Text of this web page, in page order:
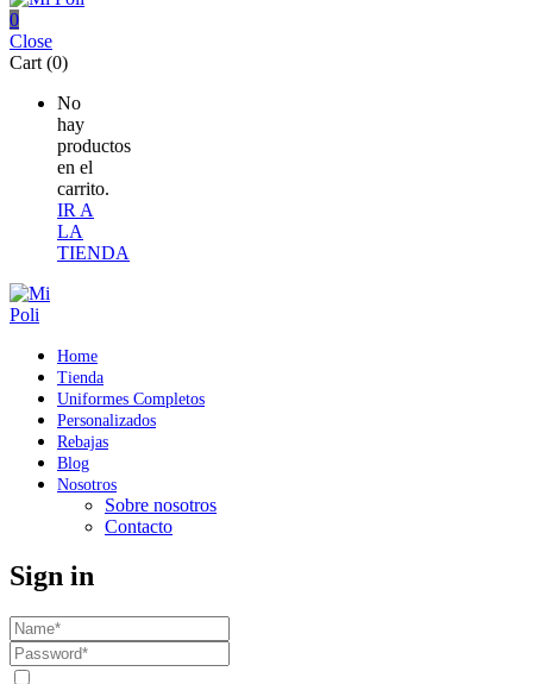
0
Close
Cart (0)
No
hay
productos
en el
carrito.
IR A
LA
TIENDA
Home
Tienda
Uniformes Completos
Personalizados
Rebajas
Blog
Nosotros
Sobre nosotros
Contacto
Sign in